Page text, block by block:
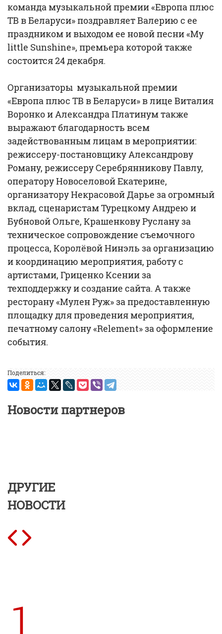
команда музыкальной премии «Европа плюс
ТВ в Беларуси» поздравляет Валерию с ее
праздником и выходом ее новой песни «My
little Sunshine», премьера которой также
состоится 24 декабря.
Организаторы музыкальной премии
«Европа плюс ТВ в Беларуси» в лице Виталия
Воронко и Александра Платинум также
выражают благодарность всем
задействованным лицам в мероприятии:
режиссеру-постановщику Александрову
Роману, режиссеру Серебрянникову Павлу,
оператору Новоселовой Екатерине,
организатору Некрасовой Дарье за огромный
вклад, сценаристам Турецкому Андрею и
Бубновой Ольге, Крашенкову Руслану за
техническое сопровождение съемочного
процесса, Королёвой Нинэль за организацию
и координацию мероприятия, работу с
артистами, Гриценко Ксении за
техподдержку и создание сайта. А также
ресторану «Мулен Руж» за предоставленную
площадку для проведения мероприятия,
печатному салону «Relement» за оформление
события.
Поделиться:
Новости партнеров
ДРУГИЕ
НОВОСТИ